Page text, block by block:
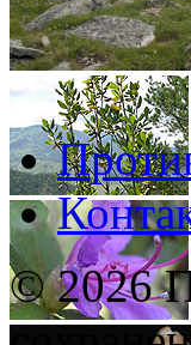
© 2026